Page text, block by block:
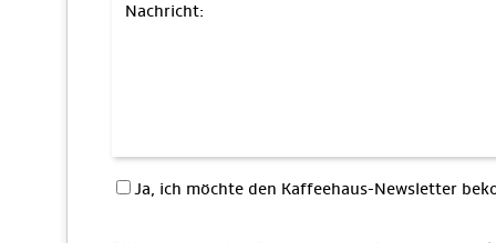
Nachricht:
Ja, ich möchte den Kaffeehaus-Newsletter